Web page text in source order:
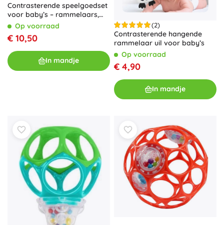
Contrasterende speelgoedset
voor baby’s – rammelaars,
bijtring en hangende
wagenrand
Op voorraad
€ 10,50
In mandje
(2)
Contrasterende hangende
rammelaar uil voor baby’s
Op voorraad
€ 4,90
In mandje